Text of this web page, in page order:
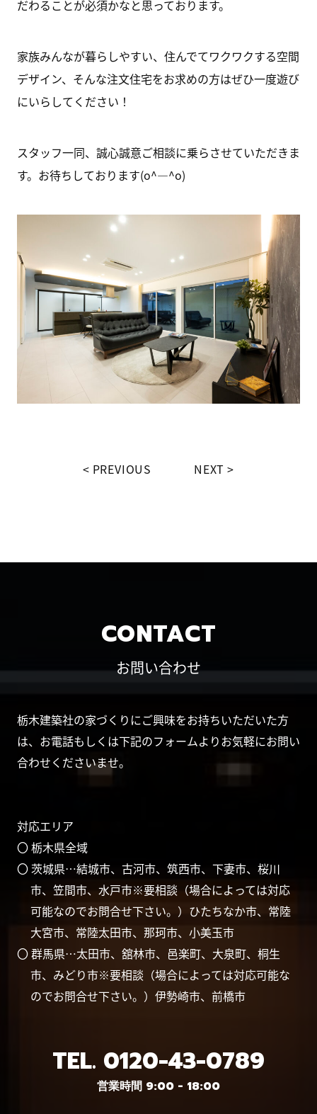
だわることが必須かなと思っております。
家族みんなが暮らしやすい、住んでてワクワクする空間
デザイン、そんな注文住宅をお求めの方はぜひ一度遊び
にいらしてください！
スタッフ一同、誠心誠意ご相談に乗らさせていただきま
す。お待ちしております(o^―^o)
PREVIOUS NEXT
CONTACT
お問い合わせ
栃木建築社の家づくりにご興味をお持ちいただいた方
は、お電話もしくは下記のフォームよりお気軽にお問い
合わせくださいませ。
対応エリア
〇 栃木県全域
〇 茨城県…結城市、古河市、筑西市、下妻市、桜川
市、笠間市、水戸市※要相談（場合によっては対応
可能なのでお問合せ下さい。）ひたちなか市、常陸
大宮市、常陸太田市、那珂市、小美玉市
〇 群馬県…太田市、舘林市、邑楽町、大泉町、桐生
市、みどり市※要相談（場合によっては対応可能な
のでお問合せ下さい。）伊勢崎市、前橋市
TEL. 0120-43-0789
営業時間 9:00 - 18:00